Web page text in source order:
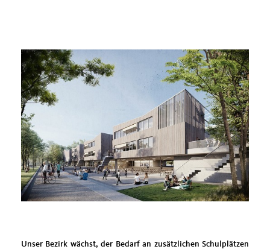
Unser Bezirk wächst, der Bedarf an zusätzlichen Schulplätzen